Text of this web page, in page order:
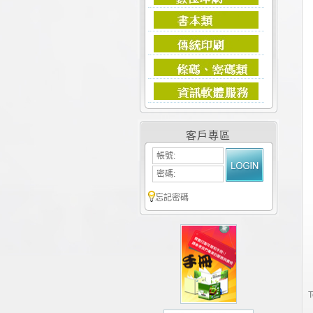
客戶專區
帳號:
密碼:
忘記密碼